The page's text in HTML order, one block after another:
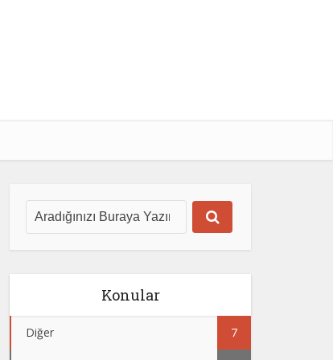
Konular
Diğer 7